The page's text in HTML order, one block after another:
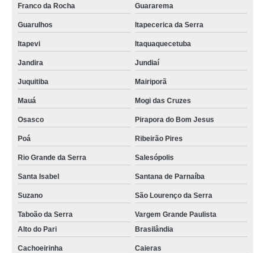
Franco da Rocha Guararema
Guarulhos Itapecerica da Serra
Itapevi Itaquaquecetuba
Jandira Jundiaí
Juquitiba Mairiporã
Mauá Mogi das Cruzes
Osasco Pirapora do Bom Jesus
Poá Ribeirão Pires
Rio Grande da Serra Salesópolis
Santa Isabel Santana de Parnaíba
Suzano São Lourenço da Serra
Taboão da Serra
Vargem Grande Paulista
Alto do Pari
Brasilândia
Cachoeirinha Caieras